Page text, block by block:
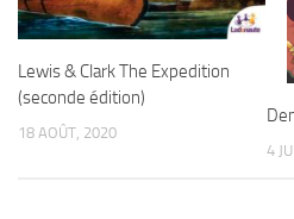
Lewis & Clark The Expedition
(seconde édition)
18 AOÛT, 2020
4